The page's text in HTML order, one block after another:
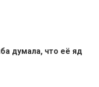
думала, что её яд